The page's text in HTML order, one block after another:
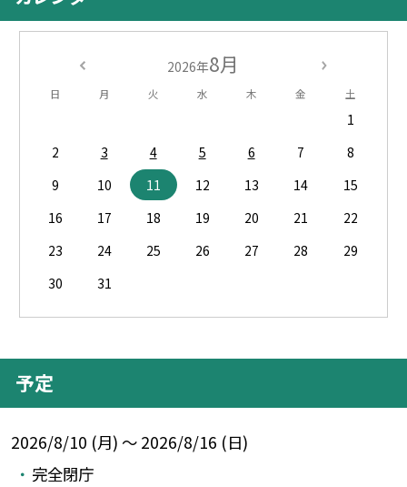
2026年8月
日 月 火 水 木 金 土
1
2
3 4 5 6 7
8
9
10 11 12 13 14
15
16
17 18 19 20 21
22
23
24 25 26 27 28
29
30
31
予定
2026/8/10 (月) ～ 2026/8/16 (日)
完全閉庁